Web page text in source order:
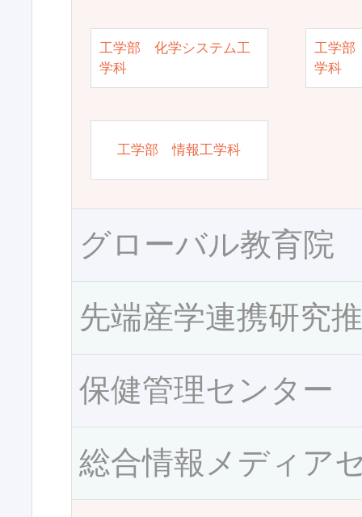
工学部 化学システム工
学科
工学部
学科
工学部 情報工学科
グローバル教育院
先端産学連携研究
保健管理センター
総合情報メディア